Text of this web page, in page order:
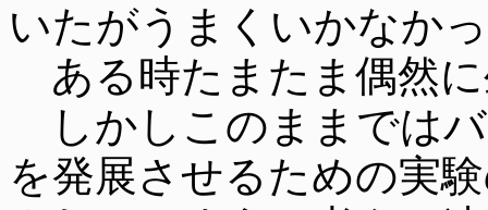
いたがうまくいかなか
ある時たまたま偶然
しかしこのままでは
を発展させるための実